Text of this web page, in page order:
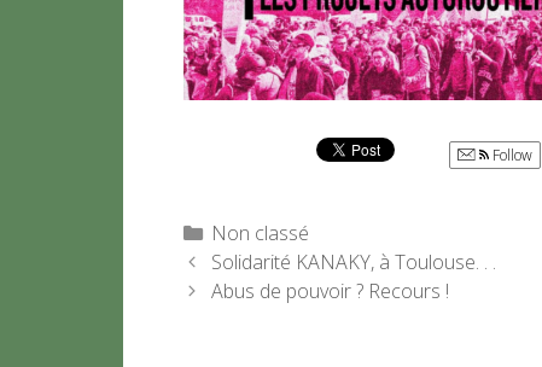
Follow
Catégories
Non classé
Solidarité KANAKY, à Toulouse. . .
Abus de pouvoir ? Recours !